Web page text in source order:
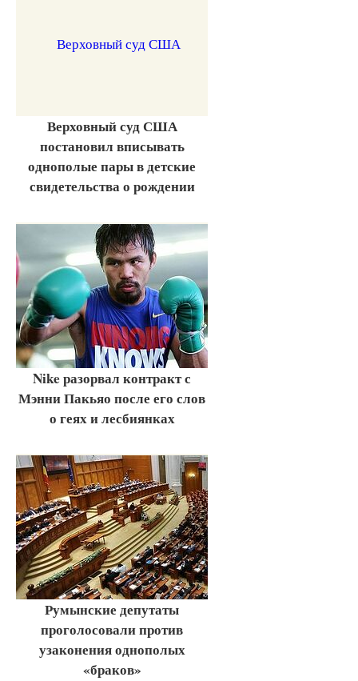
Верховный суд США
постановил вписывать
однополые пары в детские
свидетельства о рождении
Nike разорвал контракт с
Мэнни Пакьяо после его слов
о геях и лесбиянках
Румынские депутаты
проголосовали против
узаконения однополых
«браков»